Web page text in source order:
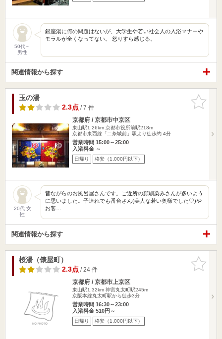
50代～
男性
銀座湯に何の問題はないが、大学生や若い社会人の入浴マナーや
モラルが全くなってない。 怒りすら感じる。
関連情報から探す
お気に入
りに追加
玉の湯
2.3点/ 7 件
京都府 / 京都市中京区
東山駅1.26km 京都市役所前駅218m
京都市東西線「二条城前」駅より徒歩約 4分
営業時間 15:00～25:00
入浴料金 ～
日帰り 格安（1,000円以下）
20代 女
性
昔ながらのお風呂屋さんです。ご近所の顔馴染みさんが多いよう
に思いました。子連れでも番台さん(美人な若い奥様でした♡)や
お客…
関連情報から探す
お気に入
りに追加
桜湯（俵屋町）
2.3点/ 24 件
京都府 / 京都市上京区
東山駅1.32km 神宮丸太町駅245m
京阪本線丸太町駅から徒歩3分
営業時間 16:30～23:00
入浴料金 510円～
日帰り 格安（1,000円以下）